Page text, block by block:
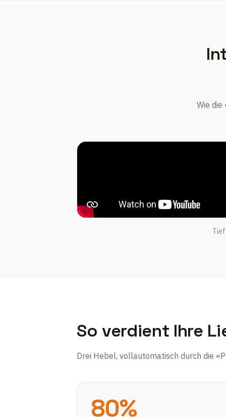
Wie
So verdient Ihre
Drei Hebel, vollautomatisch durch die
80%